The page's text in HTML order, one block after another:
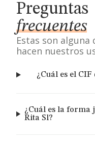
Preguntas
frecuentes
Estas son alguna
hacen nuestros
¿Cuál es el
¿Cuál es la
Rita Sl?